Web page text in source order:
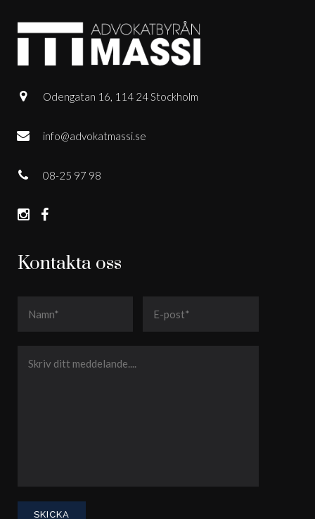
Kontakta oss
Odengatan 16, 114 24 Stockholm
info@advokatmassi.se
08-25 97 98